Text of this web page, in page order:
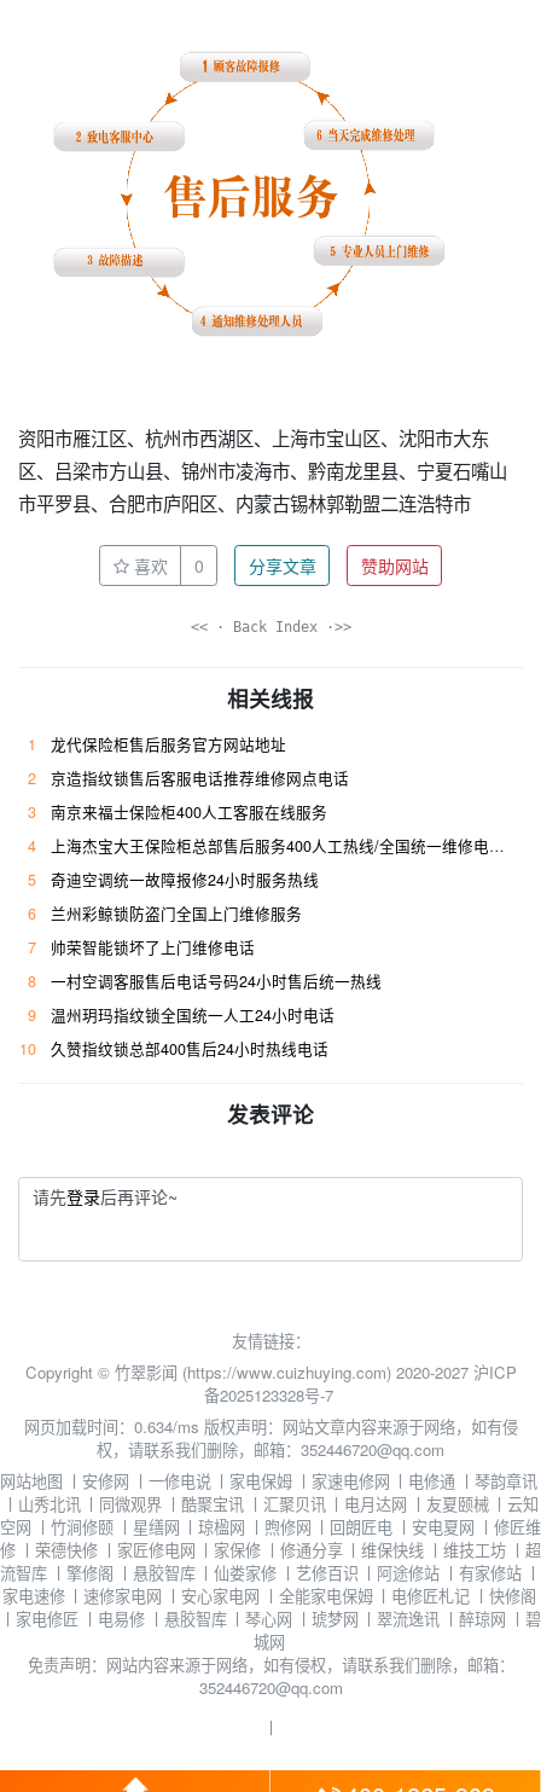
资阳市雁江区、杭州市西湖区、上海市宝山区、沈阳市大东
区、吕梁市方山县、锦州市凌海市、黔南龙里县、宁夏石嘴山
市平罗县、合肥市庐阳区、内蒙古锡林郭勒盟二连浩特市
喜欢 0 分享文章 赞助网站
<< · Back Index ·>>
相关线报
1
龙代保险柜售后服务官方网站地址
2
京造指纹锁售后客服电话推荐维修网点电话
3
南京来福士保险柜400人工客服在线服务
4
上海杰宝大王保险柜总部售后服务400人工热线/全国统一维修电话是多少
5
奇迪空调统一故障报修24小时服务热线
6
兰州彩鲸锁防盗门全国上门维修服务
7
帅荣智能锁坏了上门维修电话
8
一村空调客服售后电话号码24小时售后统一热线
9
温州玥玛指纹锁全国统一人工24小时电话
10
久赞指纹锁总部400售后24小时热线电话
发表评论
请先登录后再评论~
友情链接：
Copyright © 竹翠影闻 (https://www.cuizhuying.com) 2020-2027 沪ICP
备2025123328号-7
网页加载时间：0.634/ms 版权声明：网站文章内容来源于网络，如有侵
权，请联系我们删除，邮箱：352446720@qq.com
网站地图 丨 安修网 丨 一修电说 丨 家电保姆 丨 家速电修网 丨 电修通 丨琴韵章讯
丨 山秀北讯 丨 同微观界 丨 酷聚宝讯 丨 汇聚贝讯 丨 电月达网 丨 友夏颐械 丨云知
空网 丨 竹涧修颐 丨 星缮网 丨琼楹网 丨 煦修网 丨 回朗匠电 丨 安电夏网 丨 修匠维
修 丨 荣德快修 丨 家匠修电网 丨 家保修 丨 修通分享 丨维保快线 丨维技工坊 丨 超
流智库 丨 擎修阁 丨 悬胶智库 丨仙娄家修 丨 艺修百识 丨 阿途修站 丨 有家修站 丨
家电速修 丨 速修家电网 丨 安心家电网 丨 全能家电保姆 丨 电修匠札记 丨 快修阁
丨 家电修匠 丨 电易修 丨 悬胶智库 丨琴心网 丨 琥梦网 丨翠流逸讯 丨醉琼网 丨 碧
城网
免责声明：网站内容来源于网络，如有侵权，请联系我们删除，邮箱：
352446720@qq.com
丨